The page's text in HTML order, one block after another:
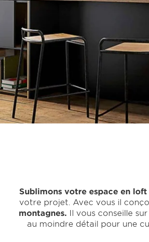
Sublimons votre espace en
votre projet. Avec vous il
montagnes. Il vous conseille sur
au moindre détail pour une